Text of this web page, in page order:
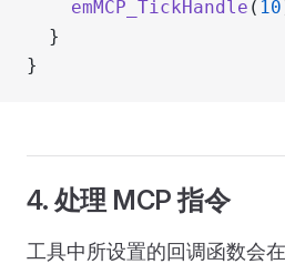
    emMCP_TickHandle
( 10
  }
}
4. 处理 MCP 指令
工具中所设置的回调函数会